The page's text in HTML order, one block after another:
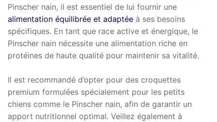
Pinscher nain, il est essentiel de lui fournir une
alimentation équilibrée et adaptée à ses besoins
spécifiques. En tant que race active et énergique, le
Pinscher nain nécessite une alimentation riche en
protéines de haute qualité pour maintenir sa vitalité.
Il est recommandé d’opter pour des croquettes
premium formulées spécialement pour les petits
chiens comme le Pinscher nain, afin de garantir un
apport nutritionnel optimal. Veillez également à